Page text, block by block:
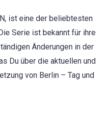
ist eine der beliebtesten
Serie ist bekannt für ihre
Änderungen in der
Du über die aktuellen und
von Berlin – Tag und